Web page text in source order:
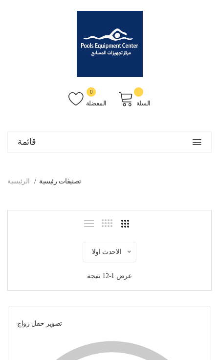
المفضلة
0
السلة
قائمة
الرئيسية تصنيفات رئيسية
الاحدث اولا
عرض 1-12 نتيجة
تصوير حفل زواج